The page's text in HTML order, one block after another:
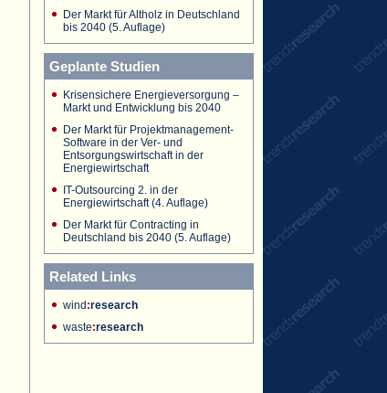
Der Markt für Altholz in Deutschland
bis 2040 (5. Auflage)
Geplante Studien
Krisensichere Energieversorgung –
Markt und Entwicklung bis 2040
Der Markt für Projektmanagement-
Software in der Ver- und
Entsorgungswirtschaft in der
Energiewirtschaft
IT-Outsourcing 2. in der
Energiewirtschaft (4. Auflage)
Der Markt für Contracting in
Deutschland bis 2040 (5. Auflage)
Related Links
wind :research
waste:research